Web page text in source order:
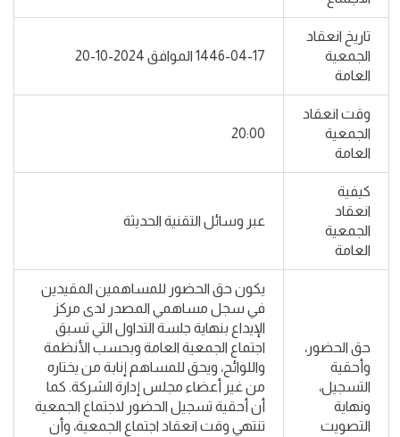
تاريخ انعقاد
الجمعية
العامة
1446-04-17 الموافق 2024-10-20
وقت انعقاد
الجمعية
العامة
20:00
كيفية
انعقاد
الجمعية
العامة
عبر وسائل التقنية الحديثة
حق الحضور،
وأحقية
التسجيل،
ونهاية
التصويت
يكون حق الحضور للمساهمين المقيدين
في سجل مساهمي المصدر لدى مركز
الإيداع بنهاية جلسة التداول التي تسبق
اجتماع الجمعية العامة وبحسب الأنظمة
واللوائح، ويحق للمساهم إنابة من يختاره
من غير أعضاء مجلس إدارة الشركة. كما
أن أحقية تسجيل الحضور لاجتماع الجمعية
تنتهي وقت انعقاد اجتماع الجمعية، وأن